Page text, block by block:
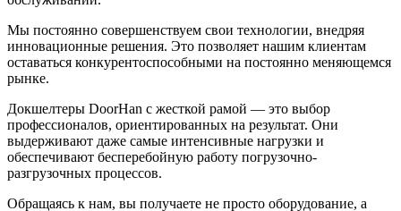
Мы постоянно совершенствуем свои технологии, внедряя
инновационные решения. Это позволяет нашим клиентам
оставаться конкурентоспособными на постоянно меняющемся
рынке.
Докшелтеры DoorHan с жесткой рамой — это выбор
профессионалов, ориентированных на результат. Они
выдерживают даже самые интенсивные нагрузки и
обеспечивают бесперебойную работу погрузочно-
разгрузочных процессов.
Обращаясь к нам, вы получаете не просто оборудование, а